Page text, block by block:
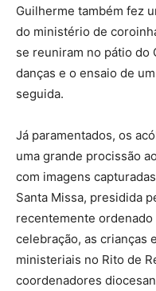
Guilherme também fez
do ministério de
se reuniram no pátio do
danças e o ensaio de
seguida.
Já paramentados, os
uma grande procissão
com imagens
Santa Missa, presidida
recentemente
celebração, as crianças
ministeriais no Rito de
coordenadores